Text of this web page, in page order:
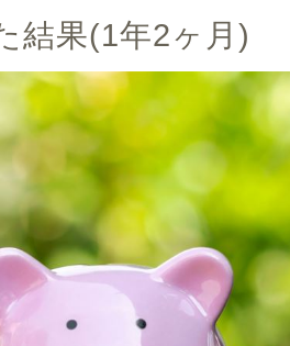
結果(1年2ヶ月)